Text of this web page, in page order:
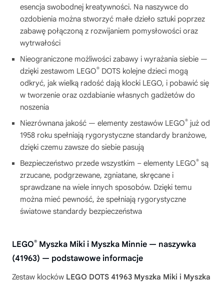
esencja swobodnej kreatywności. Na naszywce do
ozdobienia można stworzyć małe dzieło sztuki poprzez
zabawę połączoną z rozwijaniem pomysłowości oraz
wytrwałości
Nieograniczone możliwości zabawy i wyrażania siebie —
dzięki zestawom LEGO® DOTS kolejne dzieci mogą
odkryć, jak wielką radość dają klocki LEGO, i pobawić się
w tworzenie oraz ozdabianie własnych gadżetów do
noszenia
Niezrównana jakość — elementy zestawów LEGO® już od
1958 roku spełniają rygorystyczne standardy branżowe,
dzięki czemu zawsze do siebie pasują
Bezpieczeństwo przede wszystkim – elementy LEGO® są
zrzucane, podgrzewane, zgniatane, skręcane i
sprawdzane na wiele innych sposobów. Dzięki temu
można mieć pewność, że spełniają rygorystyczne
światowe standardy bezpieczeństwa
LEGO® Myszka Miki i Myszka Minnie — naszywka
(41963) — podstawowe informacje
Zestaw klocków LEGO DOTS 41963 Myszka Miki i Myszka